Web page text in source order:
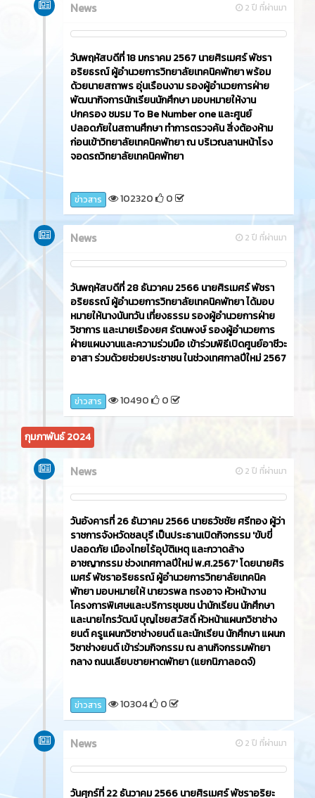
2 ปี ที่ผ่านมา
News
วันพฤหัสบดีที่ 18 มกราคม 2567 นายศิรเมศร์ พัชรา
อริยธรณ์ ผู้อำนวยการวิทยาลัยเทคนิคพัทยา พร้อม
ด้วยนายสถาพร อุ่นเรือนงาม รองผู้อำนวยการฝ่าย
พัฒนากิจการนักเรียนนักศึกษา มอบหมายให้งาน
ปกครอง ชมรม To Be Number one และศูนย์
ปลอดภัยในสถานศึกษา ทำการตรวจค้น สิ่งต้องห้าม
ก่อนเข้าวิทยาลัยเทคนิคพัทยา ณ บริเวณลานหน้าโรง
จอดรถวิทยาลัยเทคนิคพัทยา
ข่าวสาร 102320 0
2 ปี ที่ผ่านมา
News
วันพฤหัสบดีที่ 28 ธันวาคม 2566 นายศิรเมศร์ พัชรา
อริยธรณ์ ผู้อำนวยการวิทยาลัยเทคนิคพัทยา ได้มอบ
หมายให้นางนันทวัน เที่ยงธรรม รองผู้อำนวยการฝ่าย
วิชาการ และนายเรืองยศ รัตนพงษ์ รองผู้อำนวยการ
ฝ่ายแผนงานและความร่วมมือ เข้าร่วมพิธีเปิดศูนย์อาชีวะ
อาสา ร่วมด้วยช่วยประชาชน ในช่วงเทศกาลปีใหม่ 2567
ข่าวสาร 10490 0
กุมภาพันธ์ 2024
2 ปี ที่ผ่านมา
News
วันอังคารที่ 26 ธันวาคม 2566​ นายธวัชชัย ศรีทอง ผู้ว่า
ราชการจังหวัดชลบุรี เป็นประธานเปิดกิจกรรม 'ขับขี่
ปลอดภัย เมืองไทยไร้อุบัติเหตุ และกวาดล้าง
อาชญากรรม ช่วงเทศกาลปีใหม่ พ.ศ.2567' โดยนายศิร
เมศร์ พัชราอริยธรณ์ ผู้อำนวยการวิทยาลัยเทคนิค
พัทยา มอบหมายให้ นายวรพล ทรงอาจ หัวหน้างาน
โครงการพิเศษและบริการชุมชน นำนักเรียน นักศึกษา
และนายไกรวัฒน์ บุญไชยสวัสดิ์ หัวหน้าแผนกวิชาช่าง
ยนต์ ครูแผนกวิชาช่างยนต์ และนักเรียน นักศึกษา แผนก
วิชาช่างยนต์ เข้าร่วมกิจกรรม ณ ลานกิจกรรมพัทยา
กลาง ถนนเลียบชายหาดพัทยา (แยกนิภาลอดจ์)
ข่าวสาร 10304 0
2 ปี ที่ผ่านมา
News
วันศุกร์ที่ 22 ธันวาคม 2566​ นายศิรเมศร์ พัชราอริยะ